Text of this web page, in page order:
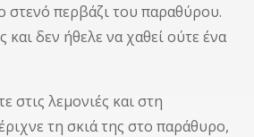
περβάζι του παραθύρου.
δεν ήθελε να χαθεί ούτε ένα
στις λεμονιές και στη
τη σκιά της στο παράθυρο,